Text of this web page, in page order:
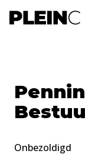
Home
Onbezoldigd